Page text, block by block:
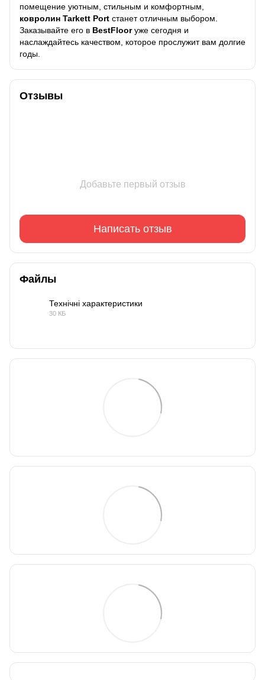
помещение уютным, стильным и комфортным,
ковролин Tarkett Port станет отличным выбором.
Заказывайте его в BestFloorуже сегодня и
наслаждайтесь качеством, которое прослужит вам долгие
годы.
Отзывы
Добавьте первый отзыв
Написать отзыв
Файлы
Технічні характеристики
30 КБ